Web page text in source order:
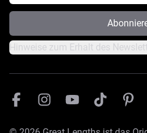
Hinweise zum Erhalt des
FacebookInstagramYouTubeTikTok